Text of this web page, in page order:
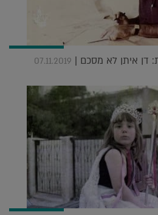
דן איתן לא מסכם | 07.11.2019